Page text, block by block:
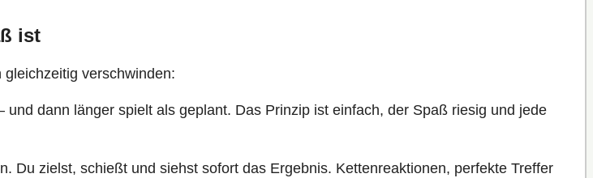
ist
verschwinden:
dann länger spielt als geplant. Das Prinzip ist einfach, der Spaß riesig und jede
Du zielst, schießt und siehst sofort das Ergebnis. Kettenreaktionen, perfekte Treffer